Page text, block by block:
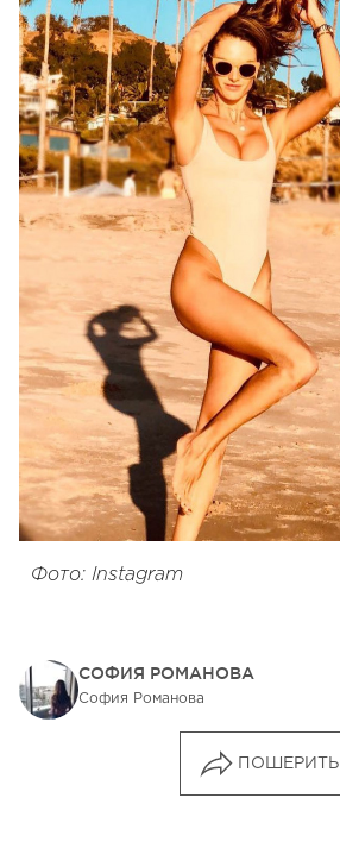
Фото: Instagram
СОФИЯ РОМАНОВА
София Романова
ПОШЕРИТЬ